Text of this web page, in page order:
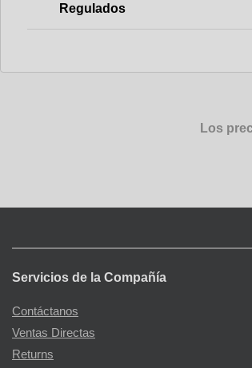
Regulados
Los
Servicios de la Compañía
Contáctanos
Ventas Directas
Returns